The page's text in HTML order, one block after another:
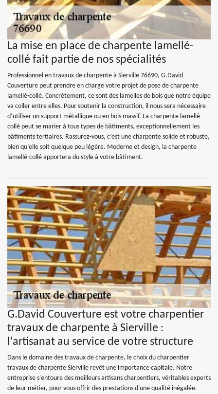
La mise en place de charpente lamellé-
collé fait partie de nos spécialités
Professionnel en travaux de charpente à Sierville 76690, G.David
Couverture peut prendre en charge votre projet de pose de charpente
lamellé-collé. Concrètement, ce sont des lamelles de bois que notre équipe
va coller entre elles. Pour soutenir la construction, il nous sera nécessaire
d’utiliser un support métallique ou en bois massif. La charpente lamellé-
collé peut se marier à tous types de bâtiments, exceptionnellement les
bâtiments tertiaires. Rassurez-vous, c’est une charpente solide et robuste,
bien qu’elle soit quelque peu légère. Moderne et design, la charpente
lamellé-collé apportera du style à votre bâtiment.
G.David Couverture est votre charpentier
travaux de charpente à Sierville :
l'artisanat au service de votre structure
Dans le domaine des travaux de charpente, le choix du charpentier
travaux de charpente Sierville revêt une importance capitale. Notre
entreprise s'entoure des meilleurs artisans charpentiers, véritables experts
de leur métier, pour vous offrir des prestations d'une qualité inégalée.